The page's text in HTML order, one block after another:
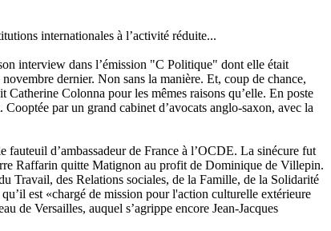
internationales à l’activité réduite...
interview dans l’émission "C Politique" dont elle était
dernier. Non sans la manière. Et, coup de chance,
Colonna pour les mêmes raisons qu’elle. En poste
par un grand cabinet d’avocats anglo-saxon, avec la
fauteuil d’ambassadeur de France à l’OCDE. La sinécure fut
Raffarin quitte Matignon au profit de Dominique de Villepin.
Travail, des Relations sociales, de la Famille, de la Solidarité
est «chargé de mission pour l'action culturelle extérieure
de Versailles, auquel s’agrippe encore Jean-Jacques